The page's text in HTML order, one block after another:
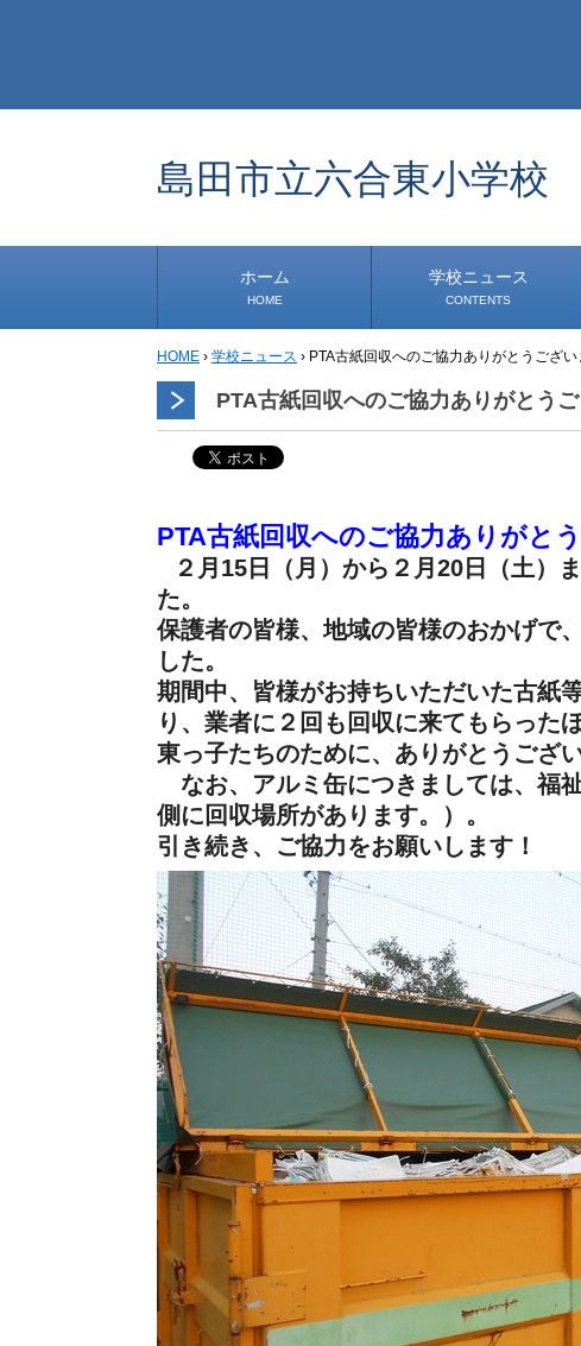
島田市立六合東小学校
ホーム
HOME
学校ニュース
CONTENTS
学校から
安心・安全
1年生
2年生
3年生
4年生
5年生
6年生
事務・保健室から
児童会・部活から
研修
小中連携事業
道徳教育推進事業
学校便り
HOME › 学校ニュース › PTA古紙回収へのご協力ありがとうござい
PTA古紙回収へのご協力ありがとうご
PTA古紙回収へのご協力ありがと
２月15日（月）から２月20日（土）
た。
保護者の皆様、地域の皆様のおかげで
した。
期間中、皆様がお持ちいただいた古紙
り、業者に２回も回収に来てもらった
東っ子たちのために、ありがとうござ
なお、アルミ缶につきましては、福
側に回収場所があります。）。
引き続き、ご協力をお願いします！